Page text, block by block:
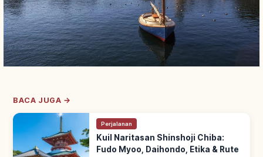
BACA JUGA →
Perjalanan
Kuil Naritasan Shinshoji Chiba:
Fudo Myoo, Daihondo, Etika & Rute